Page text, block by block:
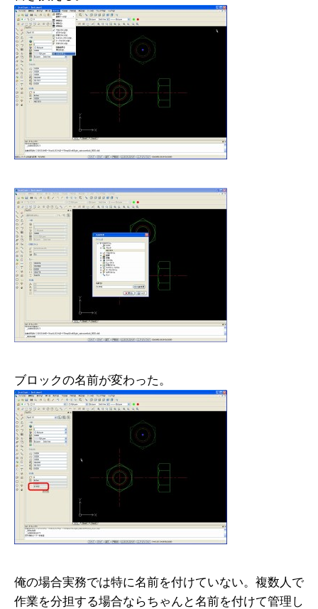
ブロックの名前が変わった。
俺の場合実務では特に名前を付けていない。複数人で
作業を分担する場合ならちゃんと名前を付けて管理し